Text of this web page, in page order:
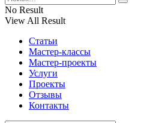
No Result
View All Result
Статьи
Мастер-классы
Мастер-проекты
Услуги
Проекты
Отзывы
Контакты